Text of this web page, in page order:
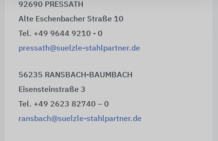
92690 PRESSATH
Alte Eschenbacher Straße 10
Tel. +49 9644 9210 - 0
pressath@suelzle-stahlpartner.de
56235 RANSBACH-BAUMBACH
Eisensteinstraße 3
Tel. +49 2623 82740 – 0
ransbach@suelzle-stahlpartner.de